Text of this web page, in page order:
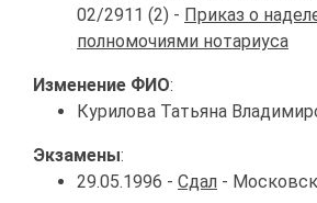
02/2911 (2) - Приказ о
полномочиями нотариуса
Изменение ФИО:
Курилова Татьяна
Экзамены:
29.05.1996 - Сдал -